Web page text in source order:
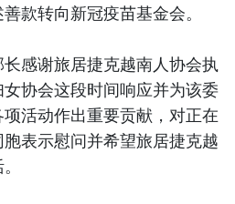
款转向新冠疫苗基金会。
感谢旅居捷克越南人协会执
协会这段时间响应并为该委
活动作出重要贡献，对正在
表示慰问并希望旅居捷克越